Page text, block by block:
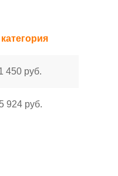
450 руб.
924 руб.